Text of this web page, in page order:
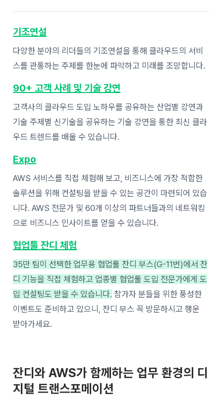
기조연설
다양한 분야의 리더들의 기조연설을 통해 클라우드의 서비
스를 관통하는 주제를 한눈에 파악하고 미래를 조망합니다.
90+ 고객 사례 및 기술 강연
고객사의 클라우드 도입 노하우를 공유하는 산업별 강연과
기술 주제별 신기술을 공유하는 기술 강연을 통한 최신 클라
우드 트렌드를 배울 수 있습니다.
Expo
AWS 서비스를 직접 체험해 보고, 비즈니스에 가장 적합한
솔루션을 위해 컨설팅을 받을 수 있는 공간이 마련되어 있습
니다. AWS 전문가 및 60개 이상의 파트너들과의 네트워킹
으로 비즈니스 인사이트를 얻을 수 있습니다.
협업툴 잔디 체험
35만 팀이 선택한 업무용 협업툴 잔디 부스(G-11번)에서 잔
디 기능을 직접 체험하고 업종별 협업툴 도입 전문가에게 도
입 컨설팅도 받을 수 있습니다. 참가자 분들을 위한 풍성한
이벤트도 준비하고 있으니, 잔디 부스 꼭 방문하시고 행운
받아가세요.
잔디와 AWS가 함께하는 업무 환경의 디
지털 트랜스포메이션